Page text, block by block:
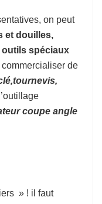
on peut
et douilles,
outils spéciaux
de
coupe angle
» ! il faut